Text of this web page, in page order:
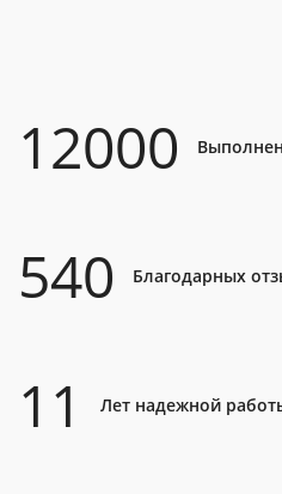
12000
540 Благодарных
11 Лет надежной